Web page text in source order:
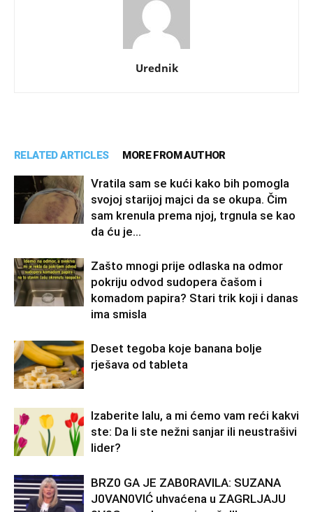
Urednik
RELATED ARTICLES MORE FROM AUTHOR
Vratila sam se kući kako bih pomogla
svojoj starijoj majci da se okupa. Čim
sam krenula prema njoj, trgnula se kao
da ću je...
Zašto mnogi prije odlaska na odmor
pokriju odvod sudopera čašom i
komadom papira? Stari trik koji i danas
ima smisla
Deset tegoba koje banana bolje
rješava od tableta
Izaberite lalu, a mi ćemo vam reći kakvi
ste: Da li ste nežni sanjar ili neustrašivi
lider?
BRZ0 GA JE ZAB0RAVlLA: SUZANA
J0VAN0VIĆ uhvaćena u ZAGRLJAJU